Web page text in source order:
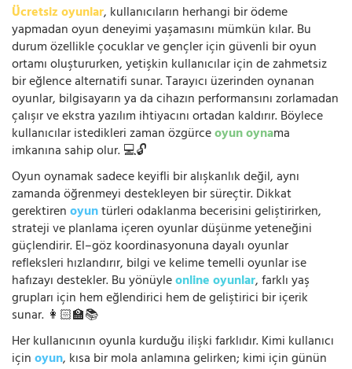
Ücretsiz oyunlar, kullanıcıların herhangi bir ödeme
yapmadan oyun deneyimi yaşamasını mümkün kılar. Bu
durum özellikle çocuklar ve gençler için güvenli bir oyun
ortamı oluştururken, yetişkin kullanıcılar için de zahmetsiz
bir eğlence alternatifi sunar. Tarayıcı üzerinden oynanan
oyunlar, bilgisayarın ya da cihazın performansını zorlamadan
çalışır ve ekstra yazılım ihtiyacını ortadan kaldırır. Böylece
kullanıcılar istedikleri zaman özgürceoyun oynama
imkanına sahip olur. 💻🔓
Oyun oynamak sadece keyifli bir alışkanlık değil, aynı
zamanda öğrenmeyi destekleyen bir süreçtir. Dikkat
gerektirenoyuntürleri odaklanma becerisini geliştirirken,
strateji ve planlama içeren oyunlar düşünme yeteneğini
güçlendirir. El–göz koordinasyonuna dayalı oyunlar
refleksleri hızlandırır, bilgi ve kelime temelli oyunlar ise
hafızayı destekler. Bu yönüyleonline oyunlar, farklı yaş
grupları için hem eğlendirici hem de geliştirici bir içerik
sunar. 👩🏻‍🏫📚
Her kullanıcının oyunla kurduğu ilişki farklıdır. Kimi kullanıcı
içinoyun, kısa bir mola anlamına gelirken; kimi için günün